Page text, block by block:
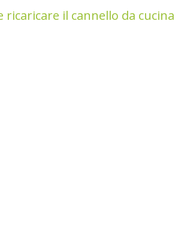
ricaricare il cannello da cucina